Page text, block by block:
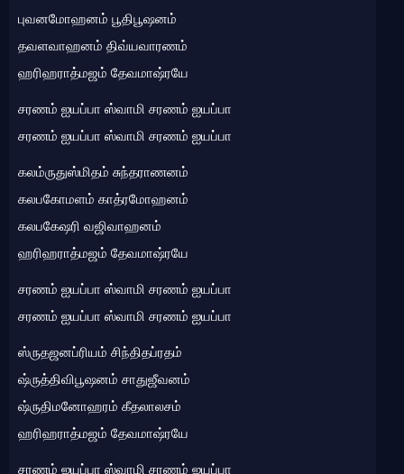
புவனமோஹனம் பூதிபூஷனம்
தவளவாஹனம் திவ்யவாரணம்
ஹரிஹராத்மஜம் தேவமாஷ்ரயே
சரணம் ஐயப்பா ஸ்வாமி சரணம் ஐயப்பா
சரணம் ஐயப்பா ஸ்வாமி சரணம் ஐயப்பா
கலம்ருதுஸ்மிதம் சுந்தராணனம்
கலபகோமளம் காத்ரமோஹனம்
கலபகேஷரி வஜிவாஹனம்
ஹரிஹராத்மஜம் தேவமாஷ்ரயே
சரணம் ஐயப்பா ஸ்வாமி சரணம் ஐயப்பா
சரணம் ஐயப்பா ஸ்வாமி சரணம் ஐயப்பா
ஸ்ருதஜனப்ரியம் சிந்திதப்ரதம்
ஷ்ருத்திவிபூஷனம் சாதுஜீவனம்
ஷ்ருதிமனோஹரம் கீதலாலசம்
ஹரிஹராத்மஜம் தேவமாஷ்ரயே
சரணம் ஐயப்பா ஸ்வாமி சரணம் ஐயப்பா